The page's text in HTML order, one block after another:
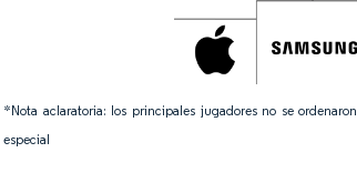
*Nota aclaratoria: los principales jugadores no se
especial